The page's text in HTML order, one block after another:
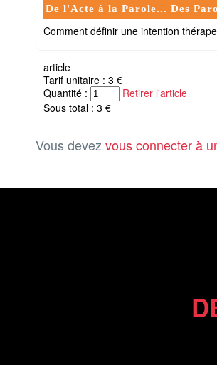
De l'Acte à la Parole... Des
Comment définir une intention
article
Tarif unitaire : 3 €
Quantité :
Retirer l'article
Sous total : 3 €
Vous devez vous connecter à